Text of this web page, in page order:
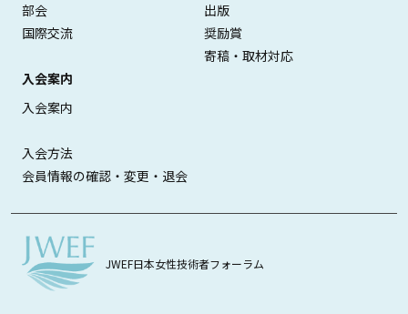
部会
国際交流
出版
奨励賞
寄稿・取材対応
入会案内
入会案内
入会方法
会員情報の確認・変更・退会
JWEF日本女性技術者フォーラム